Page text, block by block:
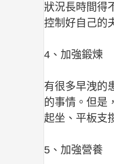
狀況長時間得
控制好自己的
4、加強鍛煉
有很多早洩的
的事情。但是
起坐、平板支
5、加強營養